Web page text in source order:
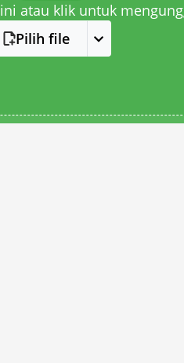
atau klik untuk
Pilih file